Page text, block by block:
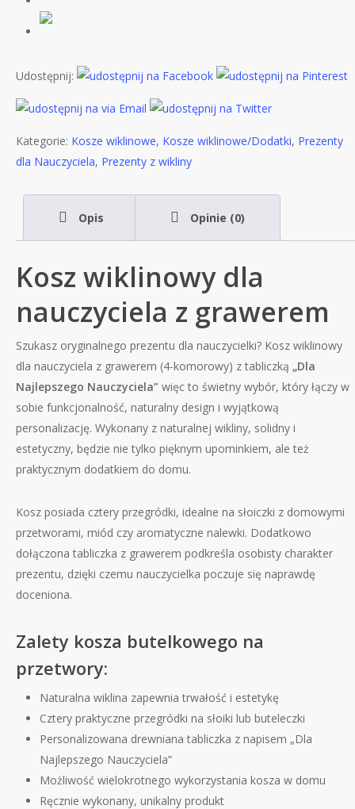
napisem
Nauczyciela
Udostępnij:
Kategorie: Kosze wiklinowe, Kosze wiklinowe/Dodatki, Prezenty
dla Nauczyciela, Prezenty z wikliny
Opis Opinie (0)
Kosz wiklinowy dla
nauczyciela z grawerem
Szukasz oryginalnego prezentu dla nauczycielki? Kosz wiklinowy
dla nauczyciela z grawerem (4-komorowy) z tabliczką „Dla
Najlepszego Nauczyciela” więc to świetny wybór, który łączy w
sobie funkcjonalność, naturalny design i wyjątkową
personalizację. Wykonany z naturalnej wikliny, solidny i
estetyczny, będzie nie tylko pięknym upominkiem, ale też
praktycznym dodatkiem do domu.
Kosz posiada cztery przegródki, idealne na słoiczki z domowymi
przetworami, miód czy aromatyczne nalewki. Dodatkowo
dołączona tabliczka z grawerem podkreśla osobisty charakter
prezentu, dzięki czemu nauczycielka poczuje się naprawdę
doceniona.
Zalety kosza butelkowego na
przetwory:
Naturalna wiklina zapewnia trwałość i estetykę
Cztery praktyczne przegródki na słoiki lub buteleczki
Personalizowana drewniana tabliczka z napisem „Dla
Najlepszego Nauczyciela”
Możliwość wielokrotnego wykorzystania kosza w domu
Ręcznie wykonany, unikalny produkt